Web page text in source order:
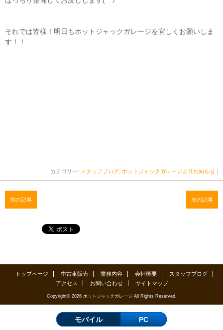
それでは皆様！明日もホットジャックガレージを宜しくお願いしま
す！！
カテゴリー: スタッフブログ ホットジャックガレージよりお知らせ ｜
前の記事 次の記事
トップページ 中古車販売 業務内容 会社概要
スタッフブログ
アクセス
お問い合わせ サイトマップ
Copyright© 2026 ホットジャックガレージ All Rights Reserved.
モバイル PC